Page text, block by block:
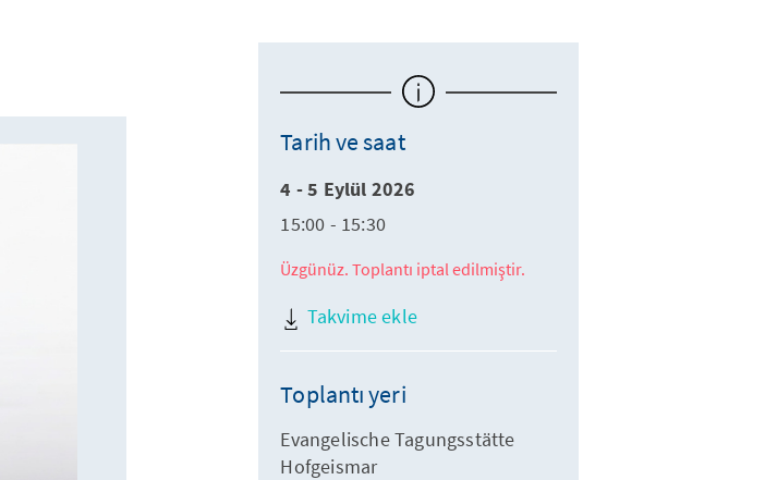
Tarih ve saat
4 - 5 Eylül 2026
15:00 - 15:30
Üzgünüz. Toplantı iptal edilmiştir.
Takvime ekle
Toplantı yeri
Evangelische Tagungsstätte
Hofgeismar